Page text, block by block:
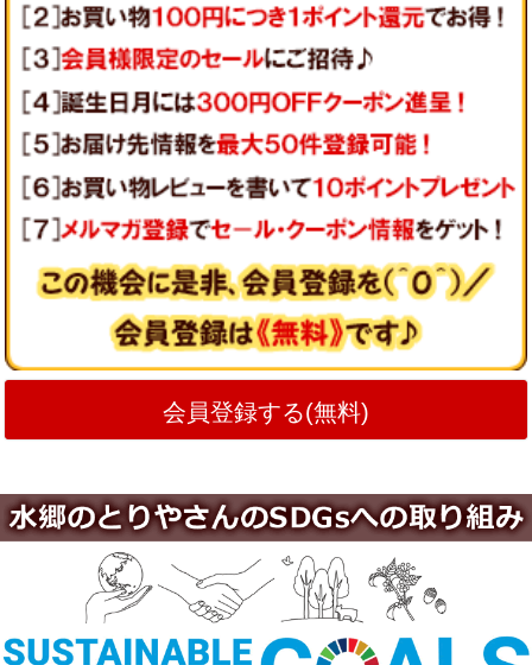
会員登録する(無料)